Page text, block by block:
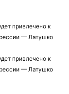
привлечено к
— Латушко
привлечено к
— Латушко